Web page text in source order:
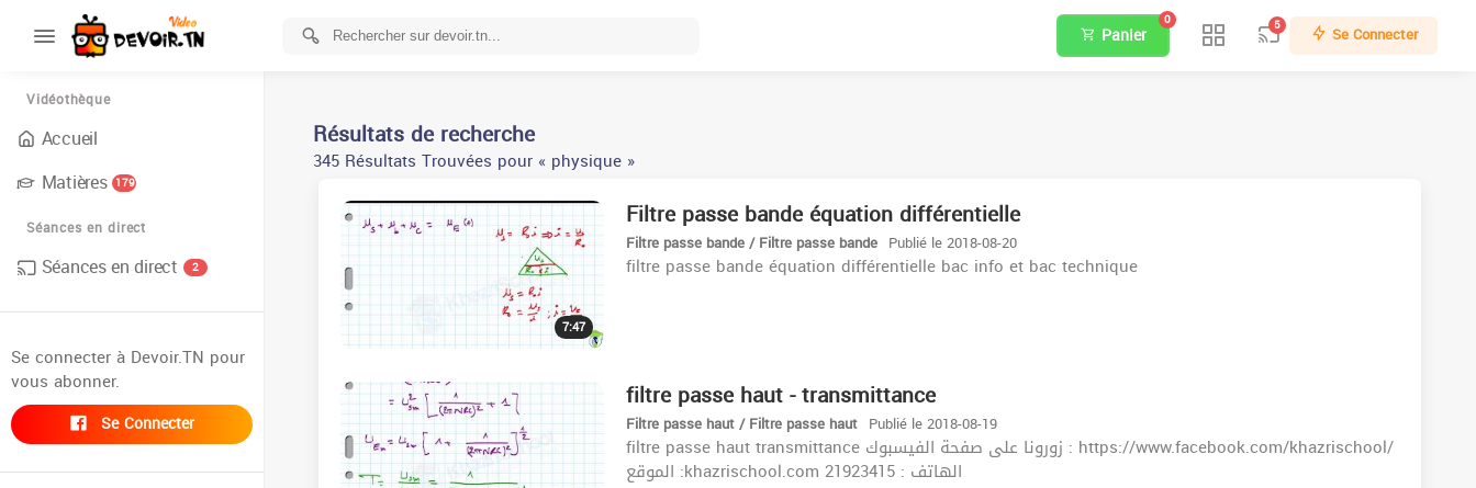
Vidéothèque
Accueil
Matières 179
Séances en direct
Séances en direct 2
Se connecter à Devoir.TN pour
vous abonner.
Se Connecter
Panier
0 5 Se Connecter
Résultats de recherche
345 Résultats Trouvées pour « physique »
7:47
Filtre passe bande équation différentielle
Filtre passe bande / Filtre passe bande Publié le 2018-08-20
filtre passe bande équation différentielle bac info et bac technique
filtre passe haut - transmittance️️
Filtre passe haut / Filtre passe haut Publié le 2018-08-19
filtre passe haut transmittance️️ زورونا على صفحة الفيسبوك : https://www.facebook.com/khazrischool/
الموقع :khazrischool.com الهاتف : 21923415